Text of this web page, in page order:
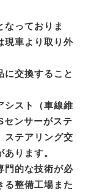
なっておりま
現車より取り外
に交換すること
シスト（車線維
センサーがステ
ステアリング交
ります。
門的な技術が必
る整備工場また